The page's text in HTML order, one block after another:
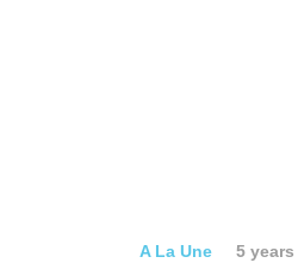
A La Une 5 years